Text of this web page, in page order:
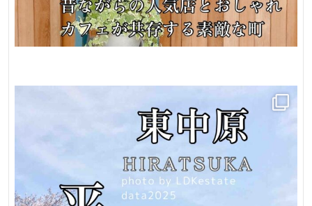
日
当
り
良
好
230
㎡